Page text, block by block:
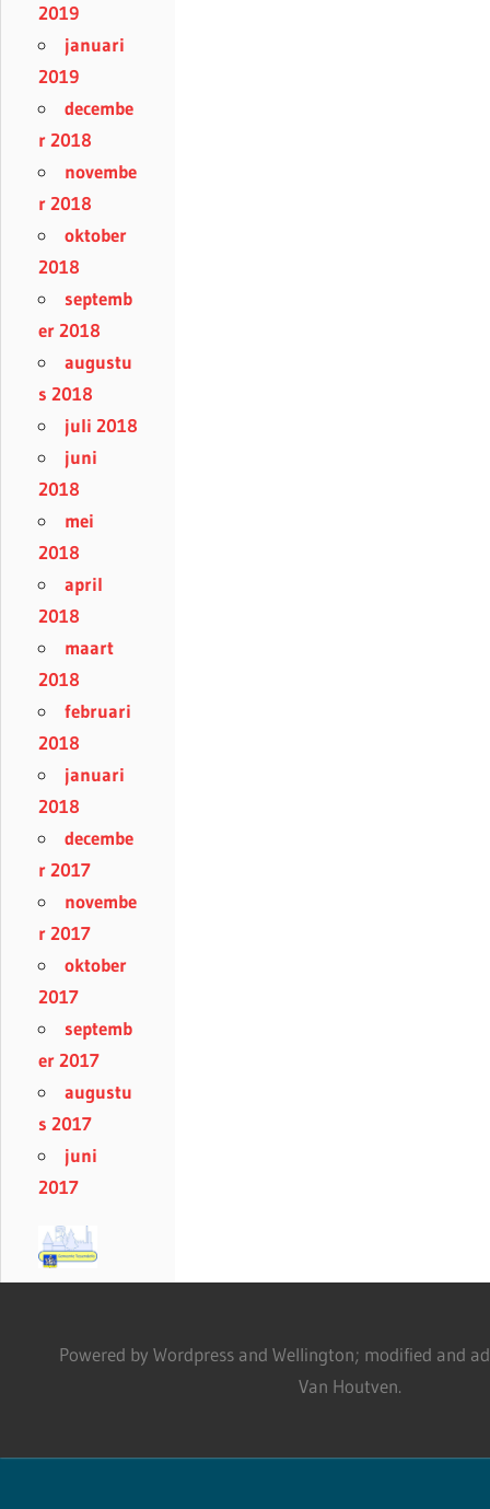
2019
januari
2019
decembe
r 2018
novembe
r 2018
oktober
2018
septemb
er 2018
augustu
s 2018
juli 2018
juni
2018
mei
2018
april
2018
maart
2018
februari
2018
januari
2018
decembe
r 2017
novembe
r 2017
oktober
2017
septemb
er 2017
augustu
s 2017
juni
2017
Powered by Wordpress and Wellington; modified and
Van Houtven.